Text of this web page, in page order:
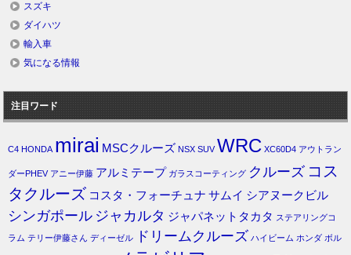
スズキ
ダイハツ
輸入車
気になる情報
注目ワード
C4 HONDA mirai MSCクルーズ NSX SUV WRC XC60D4 アウトラン
ダーPHEV アニー伊藤 アルミテープ ガラスコーティング クルーズ コス
タクルーズ コスタ・フォーチュナ サムイ シアヌークビル
シンガポール ジャカルタ ジャパネットタカタ ステアリングコ
ラム テリー伊藤さん ディーゼル ドリームクルーズ ハイビーム ホンダ ボル